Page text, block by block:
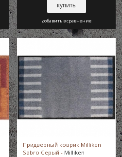
купить
добавить в сравнение
Придверный коврик Milliken
Sabro Серый - Milliken